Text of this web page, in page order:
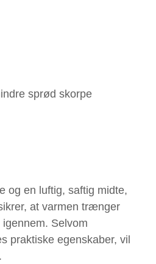
sprød skorpe
og en luftig, saftig midte,
at varmen trænger
Selvom
praktiske egenskaber, vil